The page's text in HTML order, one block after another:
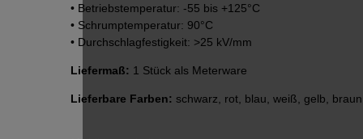
• Betriebstemperatur: -55 bis +125°C
• Schrumptemperatur: 90°C
• Durchschlagfestigkeit: >25 kV/mm
Liefermaß: 1 Stück als Meterware
Lieferbare Farben: schwarz, rot, blau, weiß, gelb,